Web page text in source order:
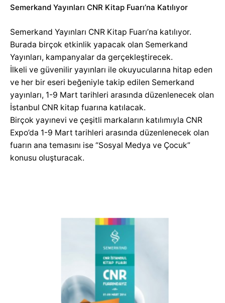
Semerkand Yayınları CNR Kitap Fuarı’na Katılıyor
Semerkand Yayınları CNR Kitap Fuarı’na katılıyor.
Burada birçok etkinlik yapacak olan Semerkand
Yayınları, kampanyalar da gerçekleştirecek.
İlkeli ve güvenilir yayınları ile okuyucularına hitap eden
ve her bir eseri beğeniyle takip edilen Semerkand
yayınları, 1-9 Mart tarihleri arasında düzenlenecek olan
İstanbul CNR kitap fuarına katılacak.
Birçok yayınevi ve çeşitli markaların katılımıyla CNR
Expo’da 1-9 Mart tarihleri arasında düzenlenecek olan
fuarın ana temasını ise “Sosyal Medya ve Çocuk”
konusu oluşturacak.